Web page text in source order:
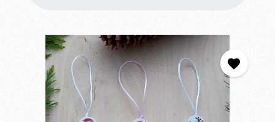
Bildergalerie überspringen